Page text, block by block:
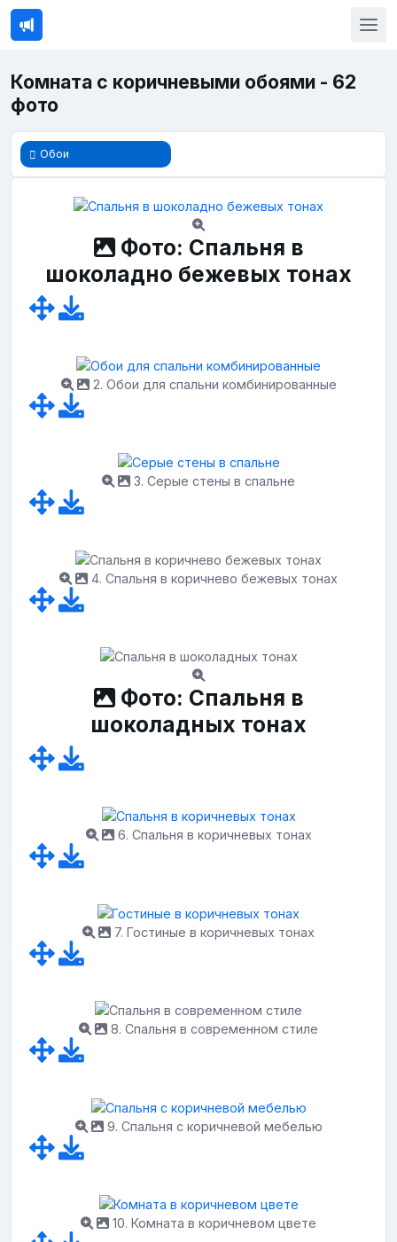
Комната с коричневыми обоями - 62
фото
Обои
Фото: Спальня в
шоколадно бежевых тонах
2. Обои для спальни комбинированные
3. Серые стены в спальне
4. Спальня в коричнево бежевых тонах
Фото: Спальня в
шоколадных тонах
6. Спальня в коричневых тонах
7. Гостиные в коричневых тонах
8. Спальня в современном стиле
9. Спальня с коричневой мебелью
10. Комната в коричневом цвете